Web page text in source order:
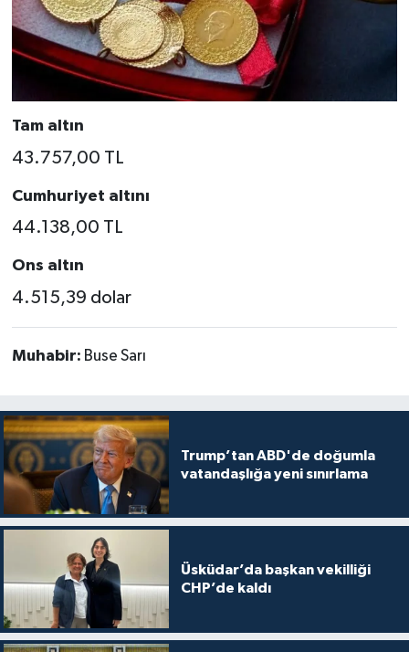
Tam altın
43.757,00 TL
Cumhuriyet altını
44.138,00 TL
Ons altın
4.515,39 dolar
Muhabir: Buse Sarı
Trump’tan ABD'de doğumla
vatandaşlığa yeni sınırlama
Üsküdar’da başkan vekilliği
CHP’de kaldı